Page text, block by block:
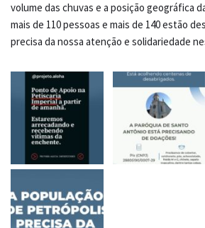
volume das chuvas e a posição geográfica
mais de 110 pessoas e mais de 140 estão
precisa da nossa atenção e solidariedade